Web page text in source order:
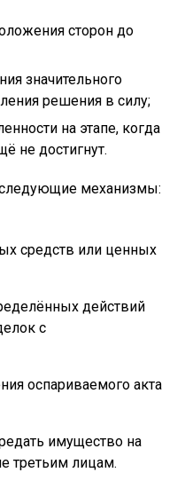
сторон до
значительного
решения в силу;
на этапе, когда
не достигнут.
механизмы:
средств или ценных
действий
с
оспариваемого акта
имущество на
третьим лицам.